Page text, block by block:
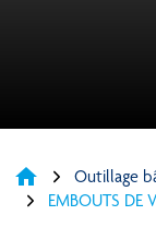
home Outillage
EMBOUTS DE